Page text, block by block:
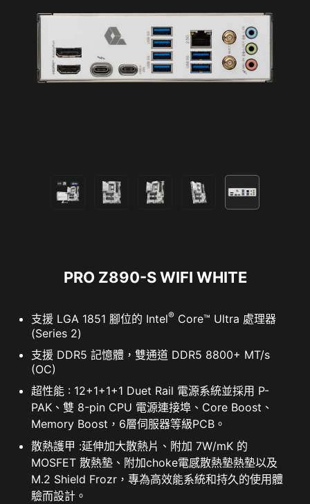
流星 預設
支援 5V 可編程 RGB 裝置，同時可相容 ARGB
Gen2 / Gen1 設備。
* Gen2 設備僅支援 7 種 RGB 燈效
選擇使用 NORTON 360 DELUXE
加入網路安全
為您的設備提供多層保護、線上隱私功能包含安全
VPN，以及暗網監測，並全數整合在單一解決方案
密碼管理員
PC SafeCam
MSI 試用優惠不適用於現有的諾頓客戶。如果您已訂購諾
頓方案，則需要選擇退出訂購才有資格享受此優惠。有關
重要的訂閱、訂價和優惠詳情，請參閱 NortonLifeLock 許
可和服務協議。 NortonLifeLock 產品和服務隱私聲明。
PRO Z890-S WIFI WHITE
支援 LGA 1851 腳位的 Intel® Core™ Ultra 處理器
(Series 2)
支援 DDR5 記憶體，雙通道 DDR5 8800+ MT/s
(OC)
超性能 : 12+1+1+1 Duet Rail 電源系統並採用 P-
PAK、雙 8-pin CPU 電源連接埠、Core Boost、
Memory Boost，6層伺服器等級PCB。
散熱護甲 :延伸加大散熱片、附加 7W/mK 的
MOSFET 散熱墊、附加choke電感散熱墊熱墊以及
M.2 Shield Frozr，專為高效能系統和持久的使用體
驗而設計。